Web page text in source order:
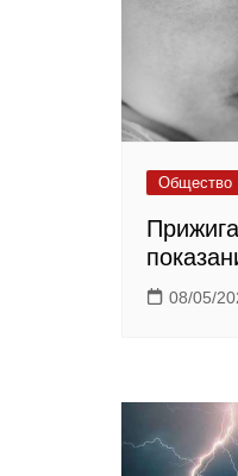
Общество
08/05/